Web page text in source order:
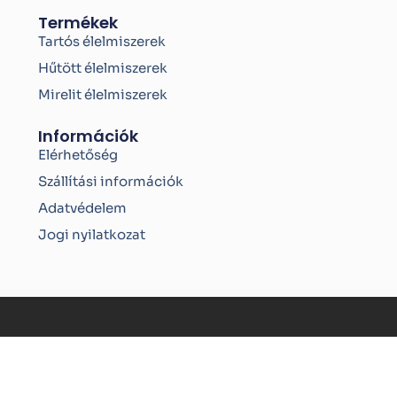
Termékek
Tartós élelmiszerek
Hűtött élelmiszerek
Mirelit élelmiszerek
Információk
Elérhetőség
Szállítási információk
Adatvédelem
Jogi nyilatkozat